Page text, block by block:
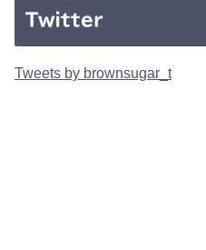
Twitter
Tweets by brownsugar_t